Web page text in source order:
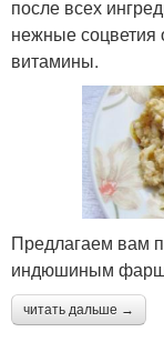
после всех
нежные соцветия
витамины.
Предлагаем вам
индюшиным
читать дальше →